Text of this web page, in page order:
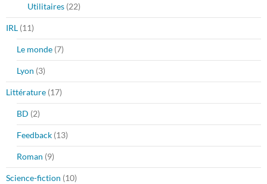
Utilitaires (22)
IRL (11)
Le monde (7)
Lyon (3)
Littérature (17)
BD (2)
Feedback (13)
Roman (9)
Science-fiction (10)